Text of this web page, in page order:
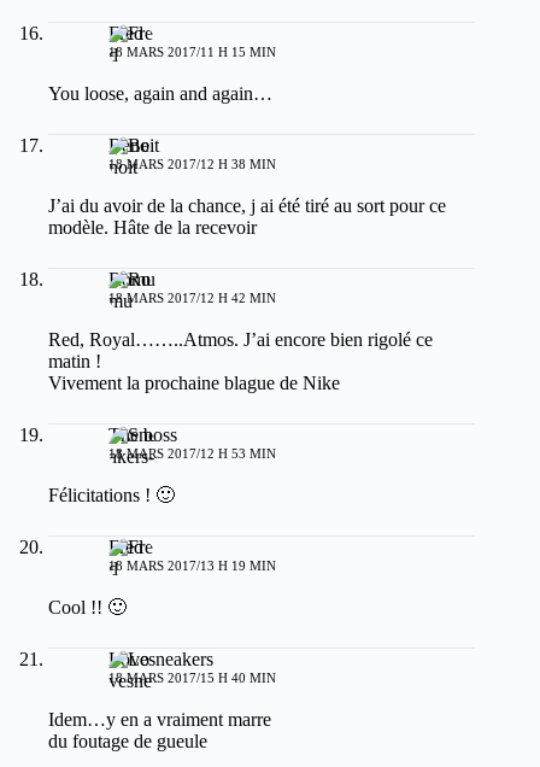
Fred
18 MARS 2017/11 H 15 MIN
You loose, again and again…
Benoit
18 MARS 2017/12 H 38 MIN
J’ai du avoir de la chance, j ai été tiré au sort pour ce
modèle. Hâte de la recevoir
Romu
18 MARS 2017/12 H 42 MIN
Red, Royal……..Atmos. J’ai encore bien rigolé ce
matin !
Vivement la prochaine blague de Nike
The boss
18 MARS 2017/12 H 53 MIN
Félicitations ! 🙂
Fred
18 MARS 2017/13 H 19 MIN
Cool !! 🙂
Lovesneakers
18 MARS 2017/15 H 40 MIN
Idem…y en a vraiment marre
du foutage de gueule